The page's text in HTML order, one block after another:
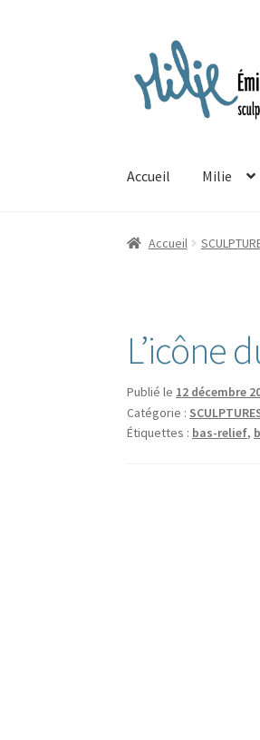
navigation
au
contenu
Accueil Milie
Accueil
L’icône
Publié le 12 décembre
Catégorie :
Étiquettes : bas-relief,